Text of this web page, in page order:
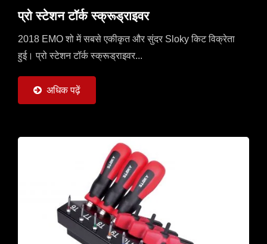
प्रो स्टेशन टॉर्क स्क्रूड्राइवर
2018 EMO शो में सबसे एकीकृत और सुंदर Sloky किट विक्रेता
हुई। प्रो स्टेशन टॉर्क स्क्रूड्राइवर...
अधिक पढ़ें